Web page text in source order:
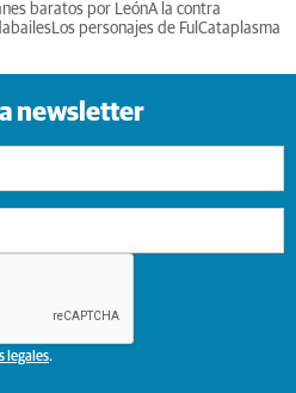
baratos por LeónA la contra
Los personajes de Ful Cataplasma
newsletter
legales.